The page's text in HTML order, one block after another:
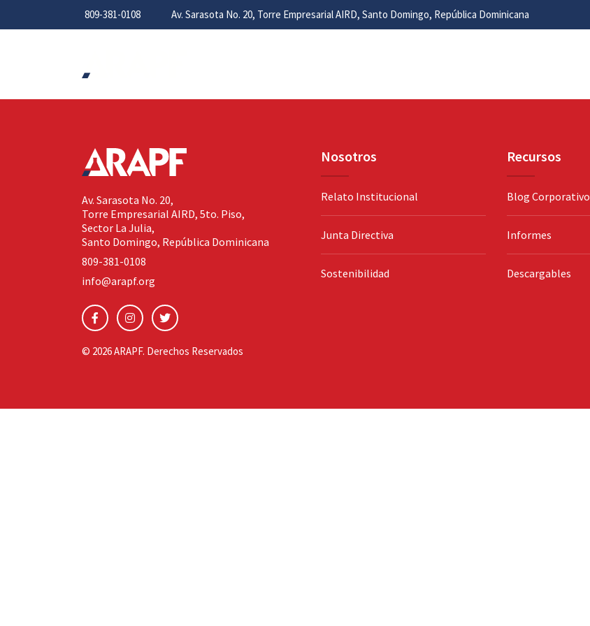
809-381-0108 Av. Sarasota No. 20, Torre Empresarial AIRD, Santo Domingo, República Dominicana
Av. Sarasota No. 20,
Torre Empresarial AIRD, 5to. Piso,
Sector La Julia,
Santo Domingo, República Dominicana
809-381-0108
info@arapf.org
Nosotros
Relato Institucional
Junta Directiva
Sostenibilidad
Recursos
Blog Corporativo
Informes
Descargables
© 2026 ARAPF. Derechos Reservados